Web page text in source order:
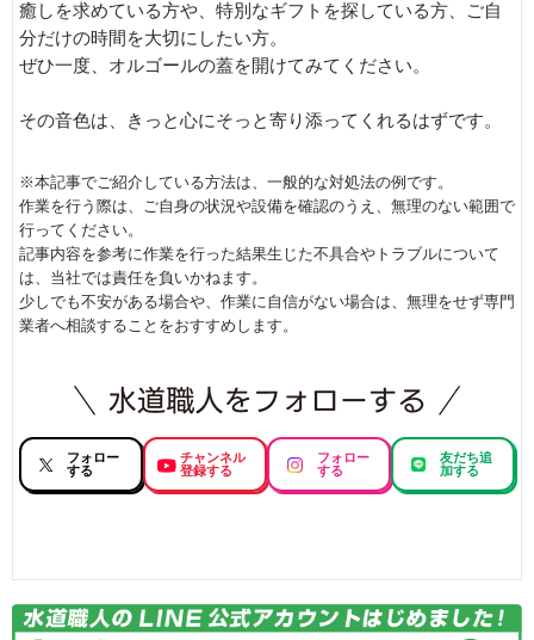
癒しを求めている方や、特別なギフトを探している方、ご自
分だけの時間を大切にしたい方。
ぜひ一度、オルゴールの蓋を開けてみてください。
その音色は、きっと心にそっと寄り添ってくれるはずです。
※本記事でご紹介している方法は、一般的な対処法の例です。
作業を行う際は、ご自身の状況や設備を確認のうえ、無理のない範囲で
行ってください。
記事内容を参考に作業を行った結果生じた不具合やトラブルについて
は、当社では責任を負いかねます。
少しでも不安がある場合や、作業に自信がない場合は、無理をせず専門
業者へ相談することをおすすめします。
フォロー
する
チャンネル
登録する
フォロー
する
友だち追
加する